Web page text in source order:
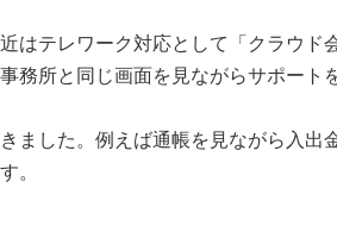
はテレワーク対応として「クラウド
務所と同じ画面を見ながらサポート
した。例えば通帳を見ながら入出
。